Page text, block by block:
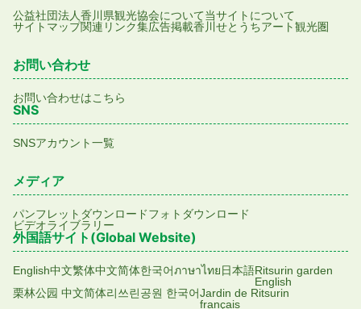
公益社団法人香川県観光協会について当サイトについて
サイトマップ関連リンク集広告掲載香川せとうちアート観光圏
お問い合わせ
お問い合わせはこちら
SNS
SNSアカウント一覧
メディア
パンフレットダウンロードフォトダウンロード
ビデオライブラリー
外国語サイト(Global Website)
English中文繁体中文简体한국어ภาษาไทย日本語Ritsurin garden
English
栗林公园 中文简体리쓰린공원 한국어Jardin de Ritsurin
français